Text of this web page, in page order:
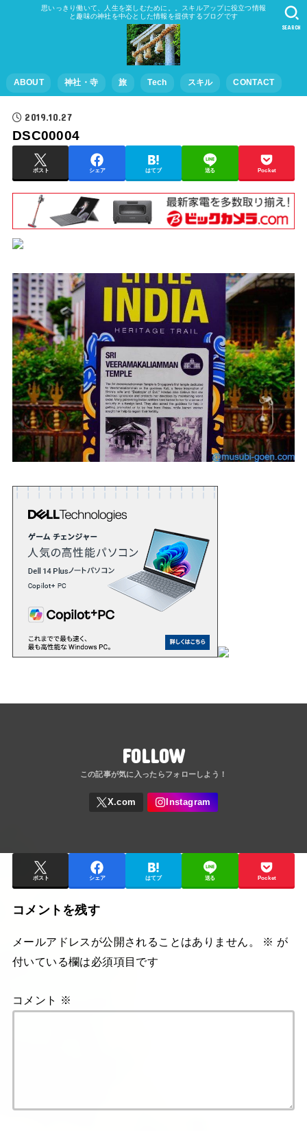
思いっきり働いて、人生を楽しむために。。スキルアップに役立つ情報
と趣味の神社を中心とした情報を提供するブログです
ABOUT 神社・寺 旅 Tech スキル CONTACT
SEARCH
2019.10.27
DSC00004
ポスト シェア はてブ 送る Pocket
FOLLOW
ポスト シェア はてブ 送る Pocket
コメントを残す
メールアドレスが公開されることはありません。 ※ が
付いている欄は必須項目です
コメント ※